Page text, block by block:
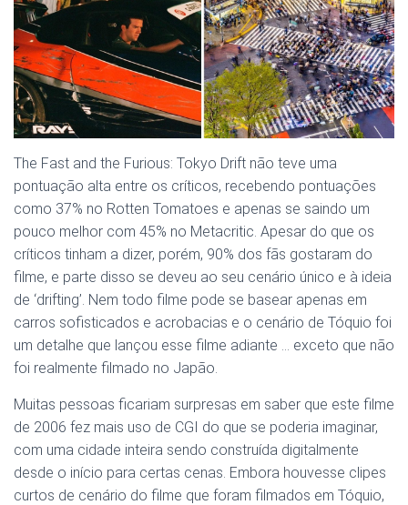
The Fast and the Furious: Tokyo Drift não teve uma
pontuação alta entre os críticos, recebendo pontuações
como 37% no Rotten Tomatoes e apenas se saindo um
pouco melhor com 45% no Metacritic. Apesar do que os
críticos tinham a dizer, porém, 90% dos fãs gostaram do
filme, e parte disso se deveu ao seu cenário único e à ideia
de ‘drifting’. Nem todo filme pode se basear apenas em
carros sofisticados e acrobacias e o cenário de Tóquio foi
um detalhe que lançou esse filme adiante … exceto que não
foi realmente filmado no Japão.
Muitas pessoas ficariam surpresas em saber que este filme
de 2006 fez mais uso de CGI do que se poderia imaginar,
com uma cidade inteira sendo construída digitalmente
desde o início para certas cenas. Embora houvesse clipes
curtos de cenário do filme que foram filmados em Tóquio,